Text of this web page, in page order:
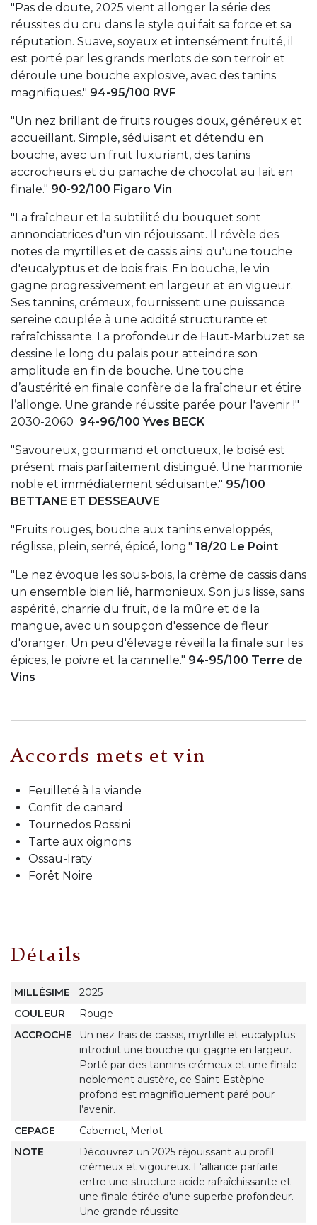
"Pas de doute, 2025 vient allonger la série des
réussites du cru dans le style qui fait sa force et sa
réputation. Suave, soyeux et intensément fruité, il
est porté par les grands merlots de son terroir et
déroule une bouche explosive, avec des tanins
magnifiques." 94-95/100 RVF
"Un nez brillant de fruits rouges doux, généreux et
accueillant. Simple, séduisant et détendu en
bouche, avec un fruit luxuriant, des tanins
accrocheurs et du panache de chocolat au lait en
finale." 90-92/100 Figaro Vin
"La fraîcheur et la subtilité du bouquet sont
annonciatrices d'un vin réjouissant. Il révèle des
notes de myrtilles et de cassis ainsi qu'une touche
d'eucalyptus et de bois frais. En bouche, le vin
gagne progressivement en largeur et en vigueur.
Ses tannins, crémeux, fournissent une puissance
sereine couplée à une acidité structurante et
rafraîchissante. La profondeur de Haut-Marbuzet se
dessine le long du palais pour atteindre son
amplitude en fin de bouche. Une touche
d’austérité en finale confère de la fraîcheur et étire
l’allonge. Une grande réussite parée pour l'avenir !"
2030-2060 94-96/100 Yves BECK
"Savoureux, gourmand et onctueux, le boisé est
présent mais parfaitement distingué. Une harmonie
noble et immédiatement séduisante." 95/100
BETTANE ET DESSEAUVE
"Fruits rouges, bouche aux tanins enveloppés,
réglisse, plein, serré, épicé, long." 18/20 Le Point
"Le nez évoque les sous-bois, la crème de cassis dans
un ensemble bien lié, harmonieux. Son jus lisse, sans
aspérité, charrie du fruit, de la mûre et de la
mangue, avec un soupçon d'essence de fleur
d'oranger. Un peu d'élevage réveilla la finale sur les
épices, le poivre et la cannelle." 94-95/100 Terre de
Vins
Accords mets et vin
Feuilleté à la viande
Confit de canard
Tournedos Rossini
Tarte aux oignons
Ossau-Iraty
Forêt Noire
Détails
MILLÉSIME
2025
COULEUR
Rouge
ACCROCHE
Un nez frais de cassis, myrtille et eucalyptus
introduit une bouche qui gagne en largeur.
Porté par des tannins crémeux et une finale
noblement austère, ce Saint-Estèphe
profond est magnifiquement paré pour
l’avenir.
CEPAGE
Cabernet, Merlot
NOTE
Découvrez un 2025 réjouissant au profil
crémeux et vigoureux. L'alliance parfaite
entre une structure acide rafraîchissante et
une finale étirée d'une superbe profondeur.
Une grande réussite.